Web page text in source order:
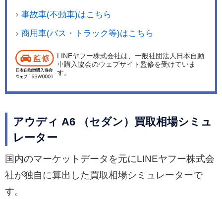
事故車(不動車)はこちら
商用車(バス・トラック等)はこちら
LINEヤフー株式会社は、一般社団法人日本自動
車購入協会のウェブサイト監修を受けていま
す。
アウディ A6 （セダン）買取相場シミュ
レーター
国内のマーケットデータを元にLINEヤフー株式会
社が独自に算出した買取相場シミュレーターで
す。